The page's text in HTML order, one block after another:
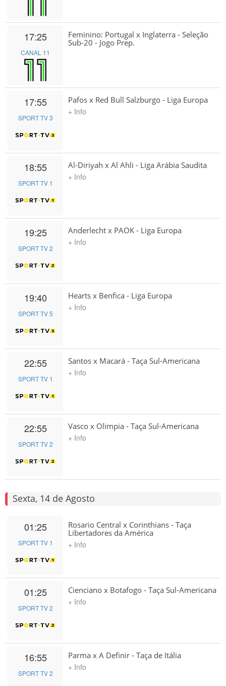
17:25
CANAL 11
Feminino: Portugal x Inglaterra - Seleção
Sub-20 - Jogo Prep.
17:55
SPORT TV 3
Pafos x Red Bull Salzburgo - Liga Europa
+ Info
18:55
SPORT TV 1
Al-Diriyah x Al Ahli - Liga Arábia Saudita
+ Info
19:25
SPORT TV 2
Anderlecht x PAOK - Liga Europa
+ Info
19:40
SPORT TV 5
Hearts x Benfica - Liga Europa
+ Info
22:55
SPORT TV 1
Santos x Macará - Taça Sul-Americana
+ Info
22:55
SPORT TV 2
Vasco x Olimpia - Taça Sul-Americana
+ Info
Sexta, 14 de Agosto
01:25
SPORT TV 1
Rosario Central x Corinthians - Taça
Libertadores da América
+ Info
01:25
SPORT TV 2
Cienciano x Botafogo - Taça Sul-Americana
+ Info
16:55
SPORT TV 2
Parma x A Definir - Taça de Itália
+ Info